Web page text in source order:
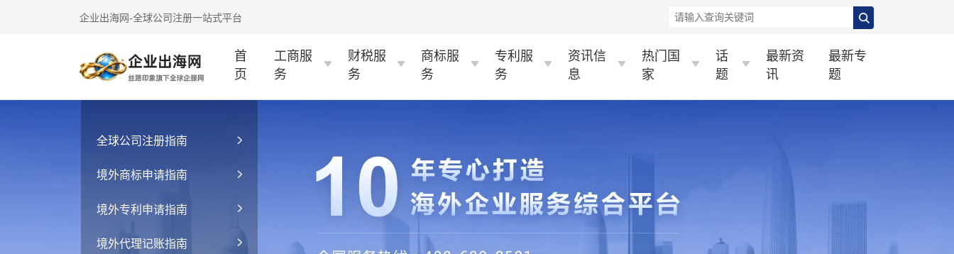
企业出海网-全球公司注册一站式平台
首
页
工商服
务
财税服
务
商标服
务
专利服
务
资讯信
息
热门国
家
话
题
最新资
讯
最新专
题
全球公司注册指南
境外商标申请指南
境外专利申请指南
境外代理记账指南